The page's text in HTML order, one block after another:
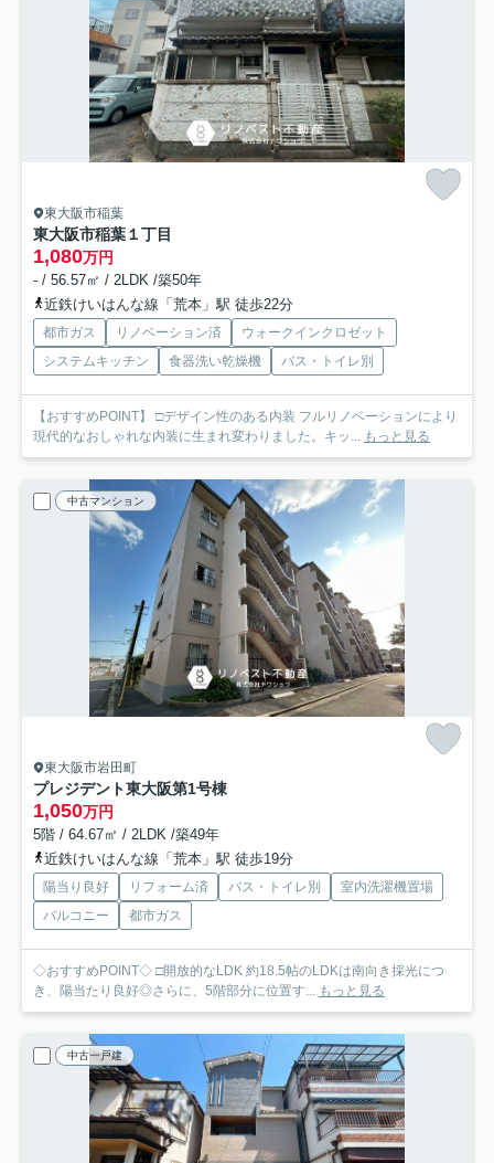
東大阪市稲葉
東大阪市稲葉１丁目
1,080万円
- / 56.57㎡ / 2LDK /築50年
近鉄けいはんな線「荒本」駅 徒歩22分
都市ガス リノベーション済
ウォークインクロゼット
システムキッチン
食器洗い乾燥機 バス・トイレ別
【おすすめPOINT】 □デザイン性のある内装 フルリノベーションにより
現代的なおしゃれな内装に生まれ変わりました。キッ...
もっと見る
中古マンション
東大阪市岩田町
プレジデント東大阪第1号棟
1,050万円
5階 / 64.67㎡ / 2LDK /築49年
近鉄けいはんな線「荒本」駅 徒歩19分
陽当り良好 リフォーム済 バス・トイレ別
室内洗濯機置場
バルコニー
都市ガス
◇おすすめPOINT◇ □開放的なLDK 約18.5帖のLDKは南向き採光につ
き、陽当たり良好◎さらに、5階部分に位置す...
もっと見る
中古一戸建